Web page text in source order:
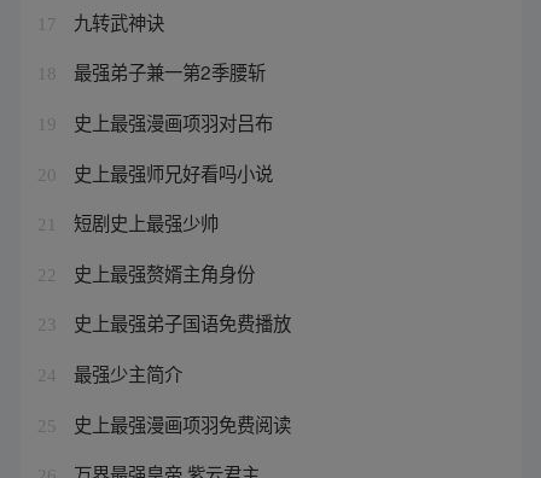
17 九转武神诀
18 最强弟子兼一第2季腰斩
19 史上最强漫画项羽对吕布
20 史上最强师兄好看吗小说
21 短剧史上最强少帅
22 史上最强赘婿主角身份
23 史上最强弟子国语免费播放
24 最强少主简介
25 史上最强漫画项羽免费阅读